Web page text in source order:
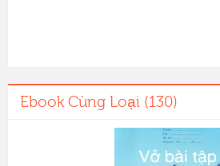
Ebook Cùng Loại (130)